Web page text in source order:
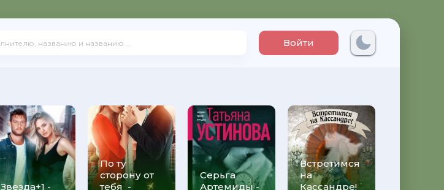
Войти
Звезда+1 -
По ту
сторону от
тебя -
Серьга
Артемиды -
Встретимся
на
Кассандре!